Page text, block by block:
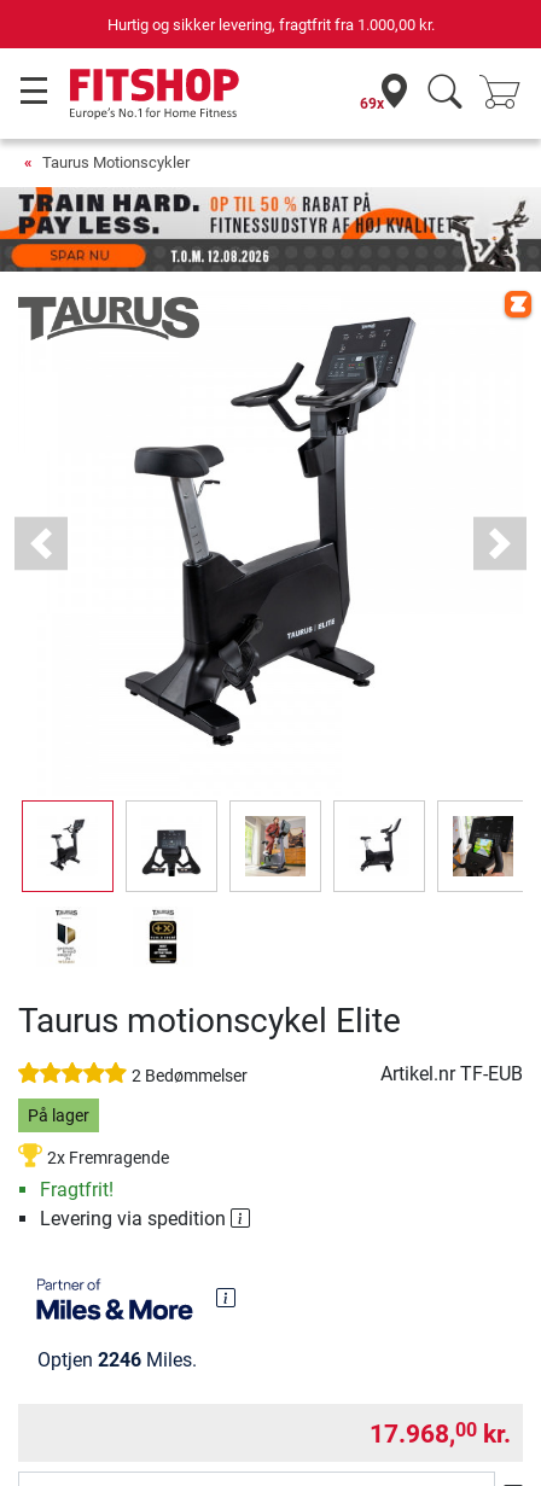
69 butikker med 75 egne servicemontører
69x
Taurus Motionscykler
Previous Next
Taurus motionscykel Elite
2 Bedømmelser Artikel.nrTF-EUB
På lager
2x Fremragende
Fragtfrit!
Levering via spedition
Optjen 2246 Miles.
17.968,00 kr.